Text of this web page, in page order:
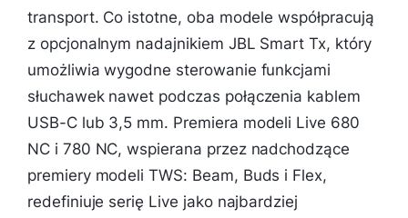
transport. Co istotne, oba modele współpracują
z opcjonalnym nadajnikiem JBL Smart Tx, który
umożliwia wygodne sterowanie funkcjami
słuchawek nawet podczas połączenia kablem
USB-C lub 3,5 mm. Premiera modeli Live 680
NC i 780 NC, wspierana przez nadchodzące
premiery modeli TWS: Beam, Buds i Flex,
redefiniuje serię Live jako najbardziej